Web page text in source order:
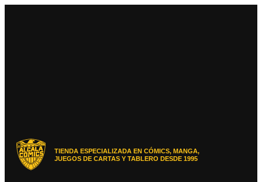
TIENDA ESPECIALIZADA EN CÓMICS, MANGA,
JUEGOS DE CARTAS Y TABLERO DESDE 1995